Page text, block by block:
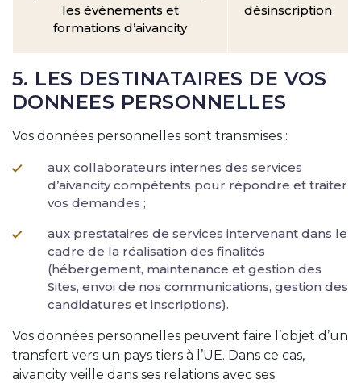
les événements et
formations d’aivancity
désinscription
5. LES DESTINATAIRES DE VOS
DONNEES PERSONNELLES
Vos données personnelles sont transmises :
aux collaborateurs internes des services
d’aivancity compétents pour répondre et traiter
vos demandes ;
aux prestataires de services intervenant dans le
cadre de la réalisation des finalités
(hébergement, maintenance et gestion des
Sites, envoi de nos communications, gestion des
candidatures et inscriptions).
Vos données personnelles peuvent faire l’objet d’un
transfert vers un pays tiers à l’UE. Dans ce cas,
aivancity veille dans ses relations avec ses